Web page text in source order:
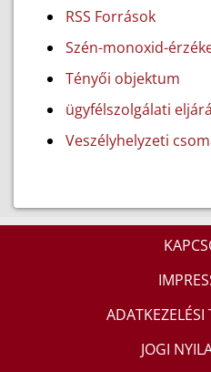
RSS Források
Szén-monoxid-
Tényői objektum
ügyfélszolgálati
Veszélyhelyzeti
ADATKEZELÉSI
JOGI